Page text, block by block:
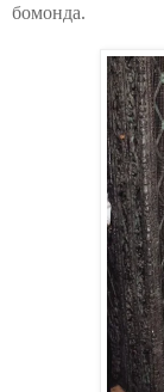
бомонда.